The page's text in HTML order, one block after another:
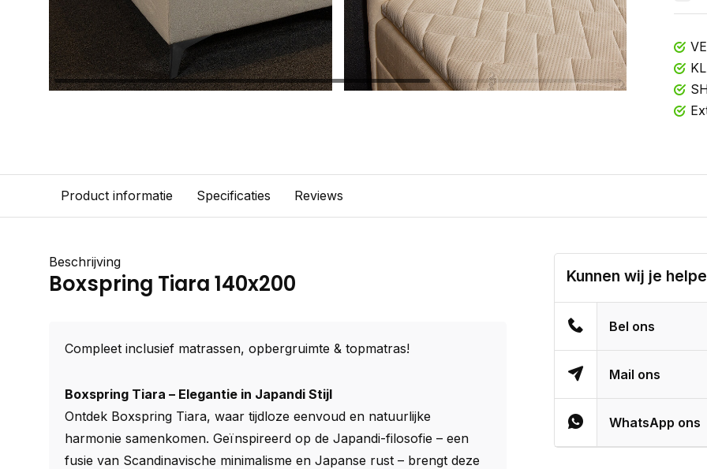
Product informatie Specificaties Reviews
Beschrijving
Boxspring Tiara 140x200
Compleet inclusief matrassen, opbergruimte & topmatras!
Boxspring Tiara – Elegantie in Japandi Stijl
Ontdek Boxspring Tiara, waar tijdloze eenvoud en natuurlijke
harmonie samenkomen. Geïnspireerd op de Japandi-filosofie – een
fusie van Scandinavische minimalisme en Japanse rust – brengt deze
Kunnen wij je
Bel ons
Mail ons
WhatsApp ons